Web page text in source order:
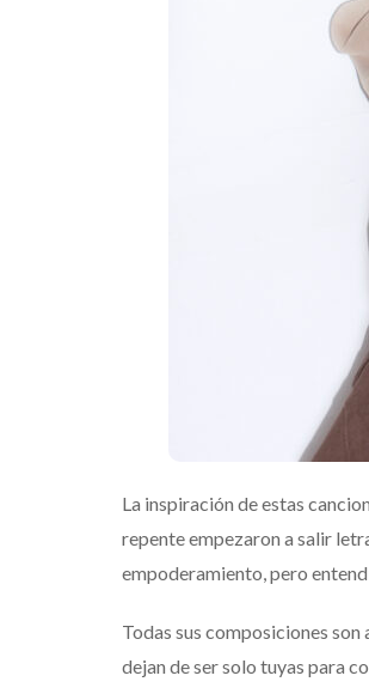
La inspiración de estas
repente empezaron a salir
empoderamiento, pero
Todas sus composiciones
dejan de ser solo tuyas para